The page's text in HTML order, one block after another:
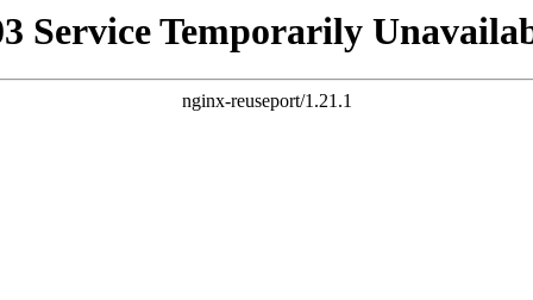
Service Temporarily
nginx-reuseport/1.21.1